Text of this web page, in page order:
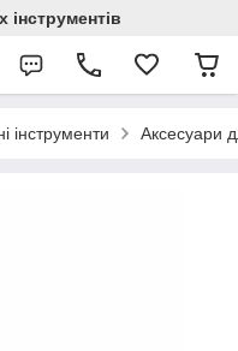
інструментів
інструменти Аксесуари